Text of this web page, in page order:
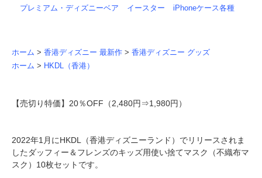
プレミアム・ディズニーベア イースター iPhoneケース各種
ホーム > 香港ディズニー 最新作 > 香港ディズニー グッズ
ホーム > HKDL（香港）
【売切り特価】20％OFF（2,480円⇒1,980円）
2022年1月にHKDL（香港ディズニーランド）でリリースされま
したダッフィー＆フレンズのキッズ用使い捨てマスク（不織布マ
スク）10枚セットです。